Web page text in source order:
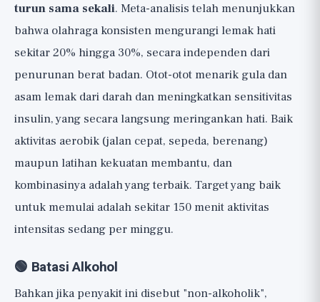
turun sama sekali. Meta-analisis telah menunjukkan
bahwa olahraga konsisten mengurangi lemak hati
sekitar 20% hingga 30%, secara independen dari
penurunan berat badan. Otot-otot menarik gula dan
asam lemak dari darah dan meningkatkan sensitivitas
insulin, yang secara langsung meringankan hati. Baik
aktivitas aerobik (jalan cepat, sepeda, berenang)
maupun latihan kekuatan membantu, dan
kombinasinya adalah yang terbaik. Target yang baik
untuk memulai adalah sekitar 150 menit aktivitas
intensitas sedang per minggu.
🟢 Batasi Alkohol
Bahkan jika penyakit ini disebut "non-alkoholik",